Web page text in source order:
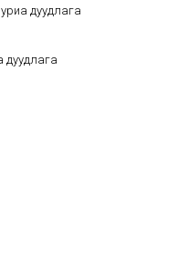
уриа дуудлага
дуудлага